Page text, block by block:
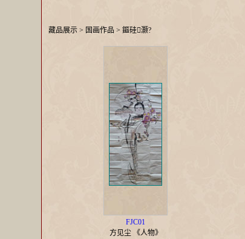
藏品展示> 国画作品 > 鏂硅灏?
FJC01
方见尘 《人物》